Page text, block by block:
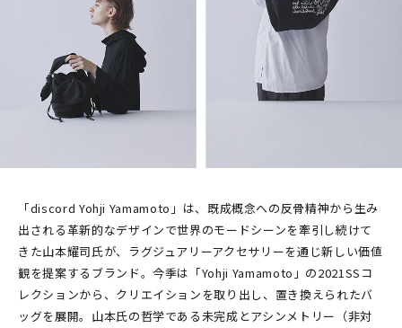
「discord Yohji Yamamoto」は、既成概念への反骨精神から生み
出される革新的なデザインで世界のモードシーンを牽引し続けて
きた山本耀司氏が、ラグジュアリーアクセサリーを通じ新しい価値
観を提案するブランド。今季は「Yohji Yamamoto」の2021SSコ
レクションから、クリエイションを取り出し、置き換えられたバ
ッグを展開。山本氏の哲学である未完成とアシンメトリー（非対